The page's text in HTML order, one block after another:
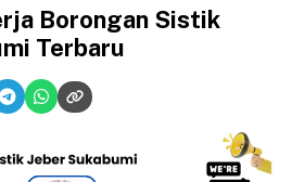
Borongan Sistik
Terbaru